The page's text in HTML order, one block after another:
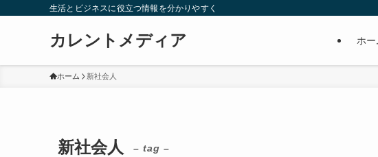
生活とビジネスに役立つ情報を分かりやすく
カレントメディア ホー
ホーム 新社会人
新社会人 – tag –